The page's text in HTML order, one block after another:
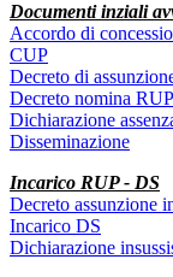
Documenti inziali
Accordo di
CUP
Decreto di
Decreto nomina RUP
Dichiarazione
Disseminazione
Incarico RUP - DS
Decreto assunzione
Incarico DS
Dichiarazione